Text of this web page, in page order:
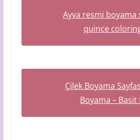
Ayva resmi boyama
quince
Çilek Boyama
Boyama – Basit